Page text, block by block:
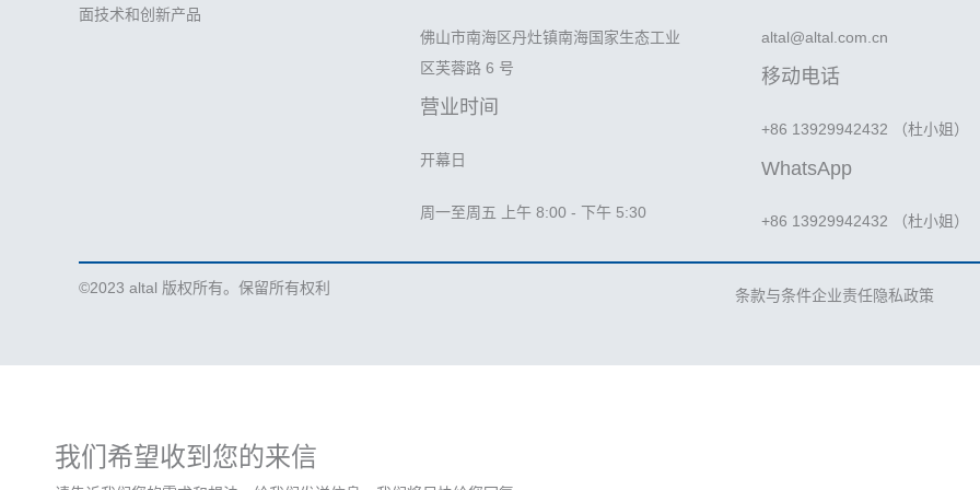
面技术和创新产品
佛山市南海区丹灶镇南海国家生态工业
区芙蓉路 6 号
营业时间
开幕日
周一至周五 上午 8:00 - 下午 5:30
altal@altal.com.cn
移动电话
+86 13929942432 （杜小姐）
WhatsApp
+86 13929942432 （杜小姐）
©2023 altal 版权所有。保留所有权利 条款与条件企业责任隐私政策
我们希望收到您的来信